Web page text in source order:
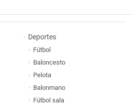
Deportes
Fútbol
Baloncesto
Pelota
Balonmano
Fútbol sala